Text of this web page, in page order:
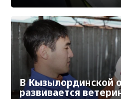
В Кызылординской
развивается